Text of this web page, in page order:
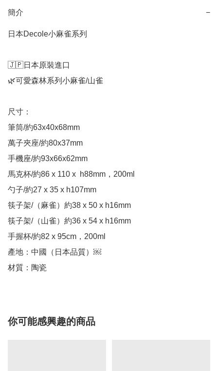
簡介 −
日本Decole小麻雀系列
🇯🇵日本原裝進口
🌿可愛森林系列小麻雀/山雀
尺寸：
筆筒/約63x40x68mm
萬子夾座/約80x37mm
手機座/約93x66x62mm
馬克杯/約86 x 110 x  h88mm，200ml
勺子/約27 x 35 x h107mm
筷子架/（麻雀）約38 x 50 x h16mm
筷子架/（山雀）約36 x 54 x h16mm
手握杯/約82 x 95cm，200ml
產地：中國（日本品質）￼
你可能感興趣的商品